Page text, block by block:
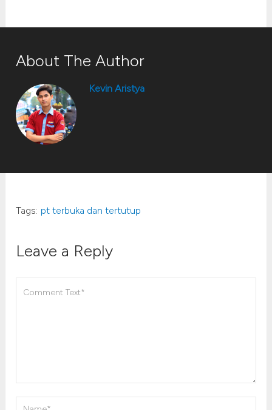
About The Author
Kevin Aristya
Tags: pt terbuka dan tertutup
Leave a Reply